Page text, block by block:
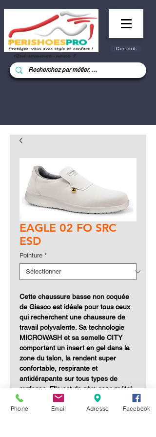
Contact
Qui sommes-nous ?
EAGLE 02 FO SRC
ESD
Pointure *
Cette chaussure basse non coquée
de Giasco est idéale pour tous ceux
qui recherchent une chaussure de
travail polyvalente. Sa technologie
MICROWASH et sa semelle CITY
comportant un insert en gel dans la
zone du talon, la rendent super
confortable, respirante et
antidérapante sur tous types de
surfaces. Elle est de plus sans métal
et lavable à 40° avec de l'eau et
du savon neutre.
Phone Email Adresse Facebook